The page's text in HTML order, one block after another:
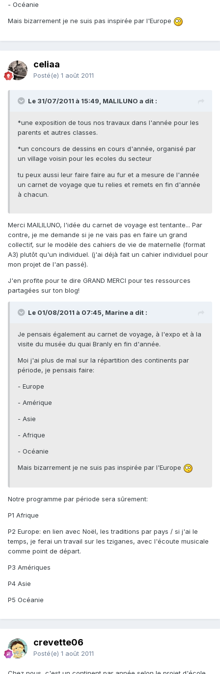
- Océanie
Mais bizarrement je ne suis pas inspirée par l'Europe
celiaa
Posté(e) 1 août 2011
Le 31/07/2011 à 15:49, MALILUNO a dit :
*une exposition de tous nos travaux dans l'année pour les
parents et autres classes.
*un concours de dessins en cours d'année, organisé par
un village voisin pour les ecoles du secteur
tu peux aussi leur faire faire au fur et a mesure de l'année
un carnet de voyage que tu relies et remets en fin d'année
à chacun.
Merci MAILILUNO, l'idée du carnet de voyage est tentante... Par
contre, je me demande si je ne vais pas en faire un grand
collectif, sur le modèle des cahiers de vie de maternelle (format
A3) plutôt qu'un individuel. (j'ai déjà fait un cahier individuel pour
mon projet de l'an passé).
J'en profite pour te dire GRAND MERCI pour tes ressources
partagées sur ton blog!
Le 01/08/2011 à 07:45, Marine a dit :
Je pensais également au carnet de voyage, à l'expo et à la
visite du musée du quai Branly en fin d'année.
Moi j'ai plus de mal sur la répartition des continents par
période, je pensais faire:
- Europe
- Amérique
- Asie
- Afrique
- Océanie
Mais bizarrement je ne suis pas inspirée par l'Europe
Notre programme par période sera sûrement:
P1 Afrique
P2 Europe: en lien avec Noël, les traditions par pays / si j'ai le
temps, je ferai un travail sur les tziganes, avec l'écoute musicale
comme point de départ.
P3 Amériques
P4 Asie
P5 Océanie
crevette06
Posté(e) 1 août 2011